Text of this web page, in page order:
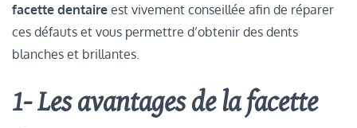
facette dentaire est vivement conseillée afin de réparer
ces défauts et vous permettre d’obtenir des dents
blanches et brillantes.
1- Les avantages de la facette